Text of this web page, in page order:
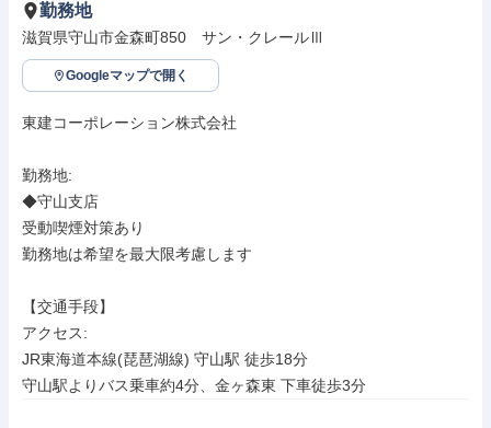
勤務地
滋賀県守山市金森町850　サン・クレールⅢ
Googleマップで開く
東建コーポレーション株式会社
勤務地:
◆守山支店
受動喫煙対策あり
勤務地は希望を最大限考慮します
【交通手段】
アクセス:
JR東海道本線(琵琶湖線) 守山駅 徒歩18分
守山駅よりバス乗車約4分、金ヶ森東 下車徒歩3分